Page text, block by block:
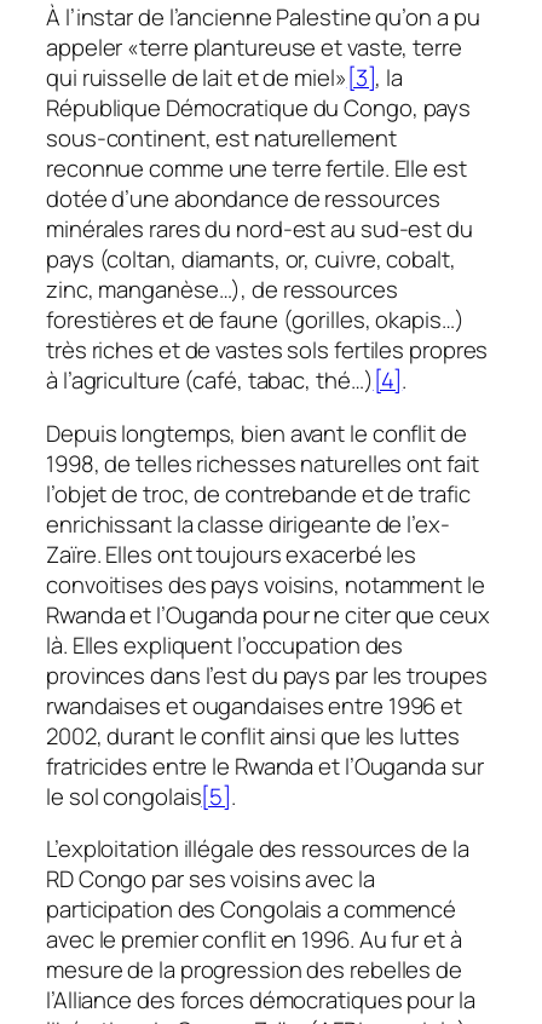
À l’instar de l’ancienne Palestine qu’on a pu
appeler «terre plantureuse et vaste, terre
qui ruisselle de lait et de miel»[3], la
République Démocratique du Congo, pays
sous-continent, est naturellement
reconnue comme une terre fertile. Elle est
dotée d’une abondance de ressources
minérales rares du nord-est au sud-est du
pays (coltan, diamants, or, cuivre, cobalt,
zinc, manganèse…), de ressources
forestières et de faune (gorilles, okapis…)
très riches et de vastes sols fertiles propres
à l’agriculture (café, tabac, thé…)[4].
Depuis longtemps, bien avant le conflit de
1998, de telles richesses naturelles ont fait
l’objet de troc, de contrebande et de trafic
enrichissant la classe dirigeante de l’ex-
Zaïre. Elles ont toujours exacerbé les
convoitises des pays voisins, notamment le
Rwanda et l’Ouganda pour ne citer que ceux
là. Elles expliquent l’occupation des
provinces dans l’est du pays par les troupes
rwandaises et ougandaises entre 1996 et
2002, durant le conflit ainsi que les luttes
fratricides entre le Rwanda et l’Ouganda sur
le sol congolais[5].
L’exploitation illégale des ressources de la
RD Congo par ses voisins avec la
participation des Congolais a commencé
avec le premier conflit en 1996. Au fur et à
mesure de la progression des rebelles de
l’Alliance des forces démocratiques pour la